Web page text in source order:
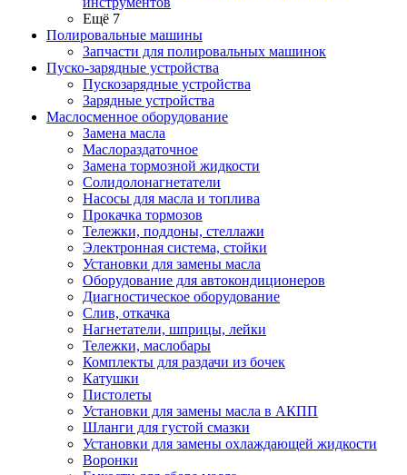
Ещё 7
Полировальные машины
Запчасти для полировальных машинок
Пуско-зарядные устройства
Пускозарядные устройства
Зарядные устройства
Маслосменное оборудование
Замена масла
Маслораздаточное
Замена тормозной жидкости
Солидолонагнетатели
Насосы для масла и топлива
Прокачка тормозов
Тележки, поддоны, стеллажи
Электронная система, стойки
Установки для замены масла
Оборудование для автокондиционеров
Диагностическое оборудование
Слив, откачка
Нагнетатели, шприцы, лейки
Тележки, маслобары
Комплекты для раздачи из бочек
Катушки
Пистолеты
Установки для замены масла в АКПП
Шланги для густой смазки
Установки для замены охлаждающей жидкости
Воронки